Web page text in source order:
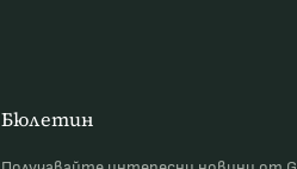
Бюлетин